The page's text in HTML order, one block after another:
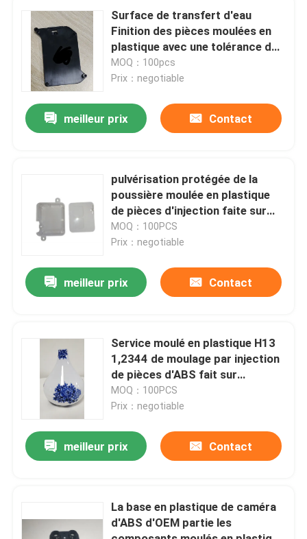
Vidéos
A propos de nous
Contrôle de la qualité
Demande de soumission
pièces moulées par injection
Moulage par injection de précision
Surface de transfert d'eau
Finition des pièces moulées en
plastique avec une tolérance de
haute précision
MOQ：100pcs
Prix：negotiable
meilleur prix Contact
pulvérisation protégée de la
poussière moulée en plastique
de pièces d'injection faite sur
commande de PA de PC de 500K
pp
MOQ：100PCS
Prix：negotiable
meilleur prix Contact
Service moulé en plastique H13
1,2344 de moulage par injection
de pièces d'ABS fait sur
commande
MOQ：100PCS
Prix：negotiable
meilleur prix Contact
La base en plastique de caméra
d'ABS d'OEM partie les